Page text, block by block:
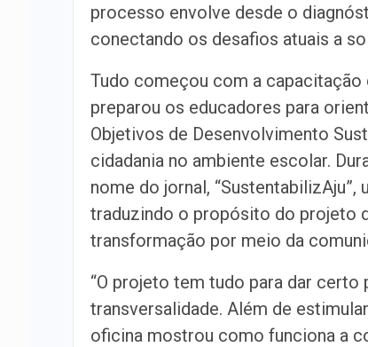
processo envolve desde o
conectando os desafios atuais a
Tudo começou com a
preparou os educadores para
Objetivos de Desenvolvimento
cidadania no ambiente escolar.
nome do jornal,
traduzindo o propósito do projeto
transformação por meio da
“O projeto tem tudo para dar
transversalidade. Além de
oficina mostrou como funciona a